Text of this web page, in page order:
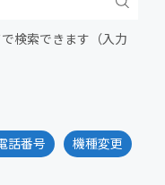
検索できます（入力
話番号 機種変更